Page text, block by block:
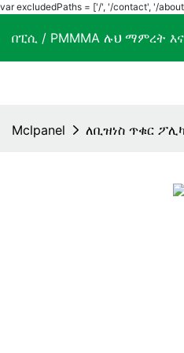
var excludedPaths = ['/', '/contact', '/
በፒሲ / PMMMA ሉህ
Mclpanel ለቢዝነስ ጥቁር